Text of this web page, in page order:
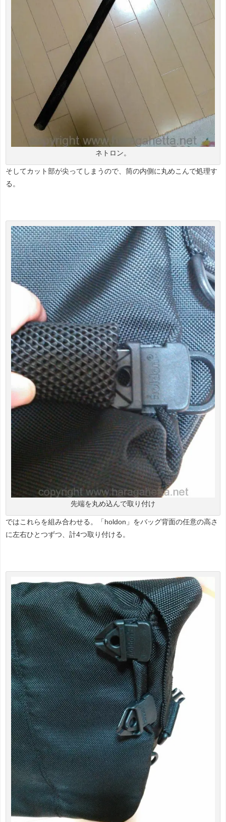
ネトロン。
そしてカット部が尖ってしまうので、筒の内側に丸めこんで処理す
る。
先端を丸め込んで取り付け
ではこれらを組み合わせる。「holdon」をバッグ背面の任意の高さ
に左右ひとつずつ、計4つ取り付ける。